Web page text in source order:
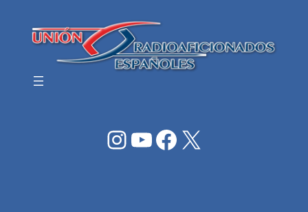
Instagram
YouTube
Facebook
X